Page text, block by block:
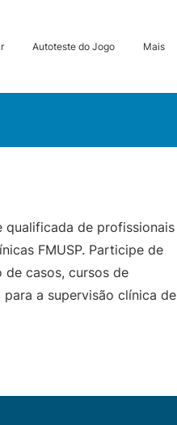
Autoteste do Jogo Mais
qualificada de profissionais
FMUSP. Participe de
de casos, cursos de
a supervisão clínica de